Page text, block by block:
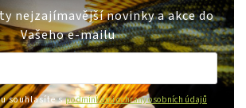
nejzajímavější novinky a akce do
Vašeho e-mailu
souhlasíte spodmínkami ochrany osobních údajů